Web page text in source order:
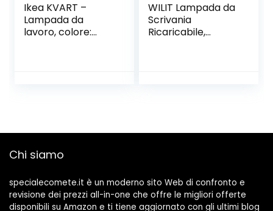
Ikea KVART –
Lampada da
lavoro, colore:
WILIT Lampada da
Scrivania
Ricaricabile,
Chi siamo
specialecomete.it è un moderno sito Web di confronto e
revisione dei prezzi all-in-one che offre le migliori offerte
disponibili su Amazon e ti tiene aggiornato con gli ultimi blog